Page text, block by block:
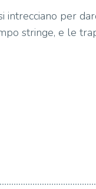
intrecciano per
stringe, e le